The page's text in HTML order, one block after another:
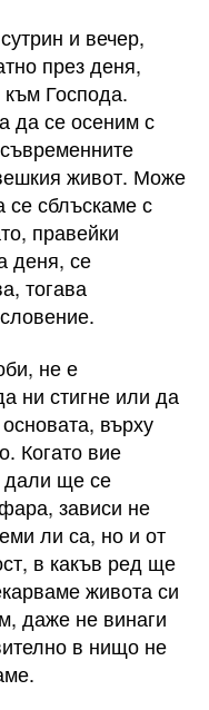
и вечер,
през деня,
Господа.
да се осеним с
живот. Може
сблъскаме с
правейки
деня, се
тогава
не е
ни стигне или да
върху
Когато вие
дали ще се
зависи не
ли са, но и от
в какъв ред ще
живота си
даже не винаги
в нищо не